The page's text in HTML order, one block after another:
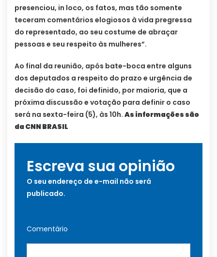
presenciou, in loco, os fatos, mas tão somente
teceram comentários elogiosos à vida pregressa
do representado, ao seu costume de abraçar
pessoas e seu respeito às mulheres”.
Ao final da reunião, após bate-boca entre alguns
dos deputados a respeito do prazo e urgência de
decisão do caso, foi definido, por maioria, que a
próxima discussão e votação para definir o caso
será na sexta-feira (5), às 10h. As informações são
da CNN BRASIL
Escreva sua opinião
O seu endereço de e-mail não será
publicado.
Comentário